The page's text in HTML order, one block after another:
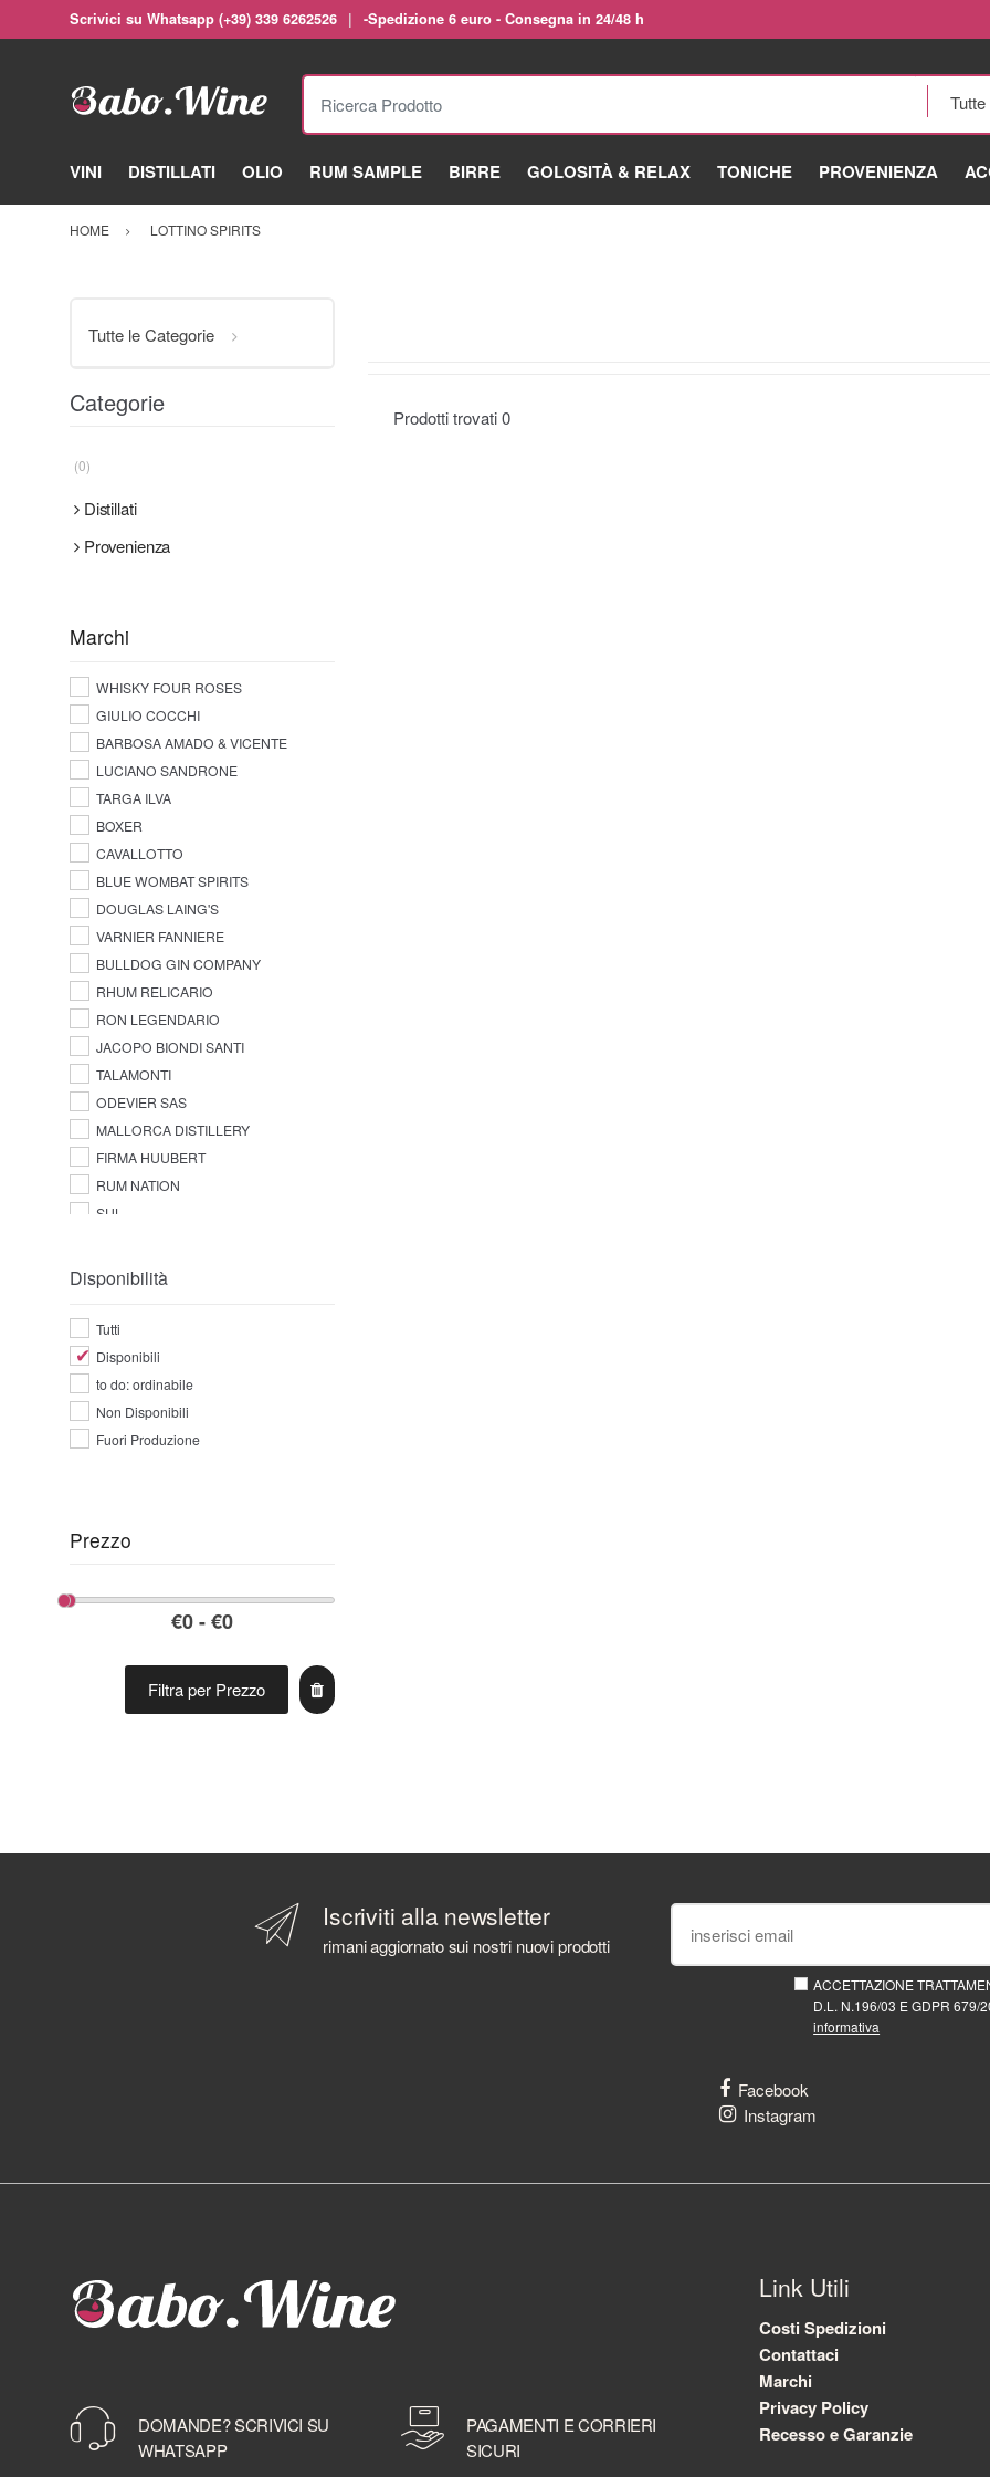
Scrivici su Whatsapp (+39) 339 6262526 -Spedizione 6 euro - Consegna in 24/48 h
Ricerca Prodotto
VINI DISTILLATI OLIO RUM SAMPLE BIRRE GOLOSITÀ & RELAX TONICHE PROVENIENZA
HOME LOTTINO SPIRITS
Prodotti trovati0
Tutte le Categorie
Categorie
(0)
Distillati
Provenienza
Marchi
WHISKY FOUR ROSES
GIULIO COCCHI
BARBOSA AMADO & VICENTE
LUCIANO SANDRONE
TARGA ILVA
BOXER
CAVALLOTTO
BLUE WOMBAT SPIRITS
DOUGLAS LAING'S
VARNIER FANNIERE
BULLDOG GIN COMPANY
RHUM RELICARIO
RON LEGENDARIO
JACOPO BIONDI SANTI
TALAMONTI
ODEVIER SAS
MALLORCA DISTILLERY
FIRMA HUUBERT
RUM NATION
SUL
Disponibilità
Tutti
Disponibili
to do: ordinabile
Non Disponibili
Fuori Produzione
Prezzo
Filtra per Prezzo
Iscriviti alla newsletter
rimani aggiornato sui nostri nuovi prodotti
ACCETTAZIONE
D.L. N.196/03 E GDPR 679/
informativa
Facebook
Instagram
DOMANDE? SCRIVICI SU
WHATSAPP
PAGAMENTI E CORRIERI
SICURI
Link Utili
Costi Spedizioni
Contattaci
Marchi
Privacy Policy
Recesso e Garanzie